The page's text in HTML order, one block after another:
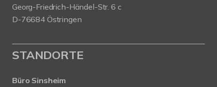
Georg-Friedrich-Händel-Str. 6 c
D-76684 Östringen
STANDORTE
Büro Sinsheim